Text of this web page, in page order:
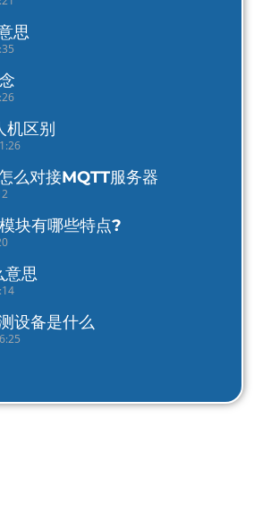
思
区别
么对接MQTT服务器
块有哪些特点?
意思
设备是什么